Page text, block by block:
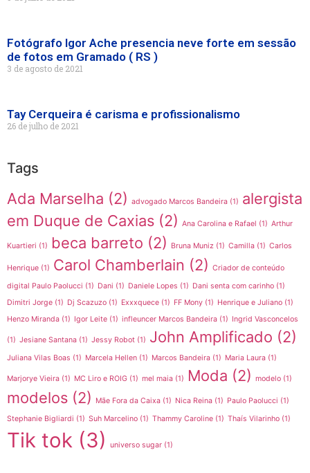
Fotógrafo Igor Ache presencia neve forte em sessão
de fotos em Gramado ( RS )
3 de agosto de 2021
Tay Cerqueira é carisma e profissionalismo
26 de julho de 2021
Tags
Ada Marselha (2) advogado Marcos Bandeira (1) alergista
em Duque de Caxias (2) Ana Carolina e Rafael (1) Arthur
Kuartieri (1) beca barreto (2) Bruna Muniz (1) Camilla (1) Carlos
Henrique (1) Carol Chamberlain (2) Criador de conteúdo
digital Paulo Paolucci (1) Dani (1) Daniele Lopes (1) Dani senta com carinho (1)
Dimitri Jorge (1) Dj Scazuzo (1) Exxxquece (1) FF Mony (1) Henrique e Juliano (1)
Henzo Miranda (1) Igor Leite (1) infleuncer Marcos Bandeira (1) Ingrid Vasconcelos
(1) Jesiane Santana (1) Jessy Robot (1) John Amplificado (2)
Juliana Vilas Boas (1) Marcela Hellen (1) Marcos Bandeira (1) Maria Laura (1)
Marjorye Vieira (1) MC Liro e ROIG (1) mel maia (1) Moda (2) modelo (1)
modelos (2) Mãe Fora da Caixa (1) Nica Reina (1) Paulo Paolucci (1)
Stephanie Bigliardi (1) Suh Marcelino (1) Thammy Caroline (1) Thaís Vilarinho (1)
Tik tok (3) universo sugar (1)